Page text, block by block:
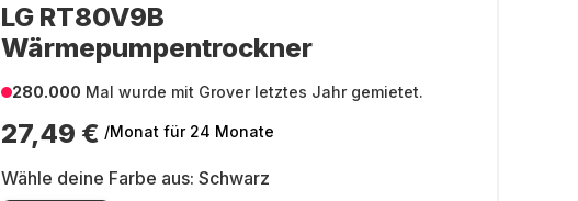
LG RT80V9B
Wärmepumpentrockner
280.000 Mal wurde mit Grover letztes Jahr gemietet.
27,49 € /Monat für 24 Monate
Wähle deine Farbe aus: Schwarz